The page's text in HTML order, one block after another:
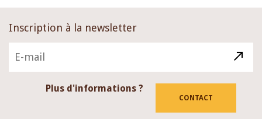
Inscription à la newsletter
Plus d'informations ?
CONTACT